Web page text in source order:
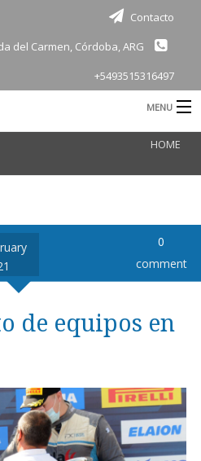
Contacto
del Carmen, Córdoba, ARG
+5493515316497
MENU
HOME
0
comment
de equipos en